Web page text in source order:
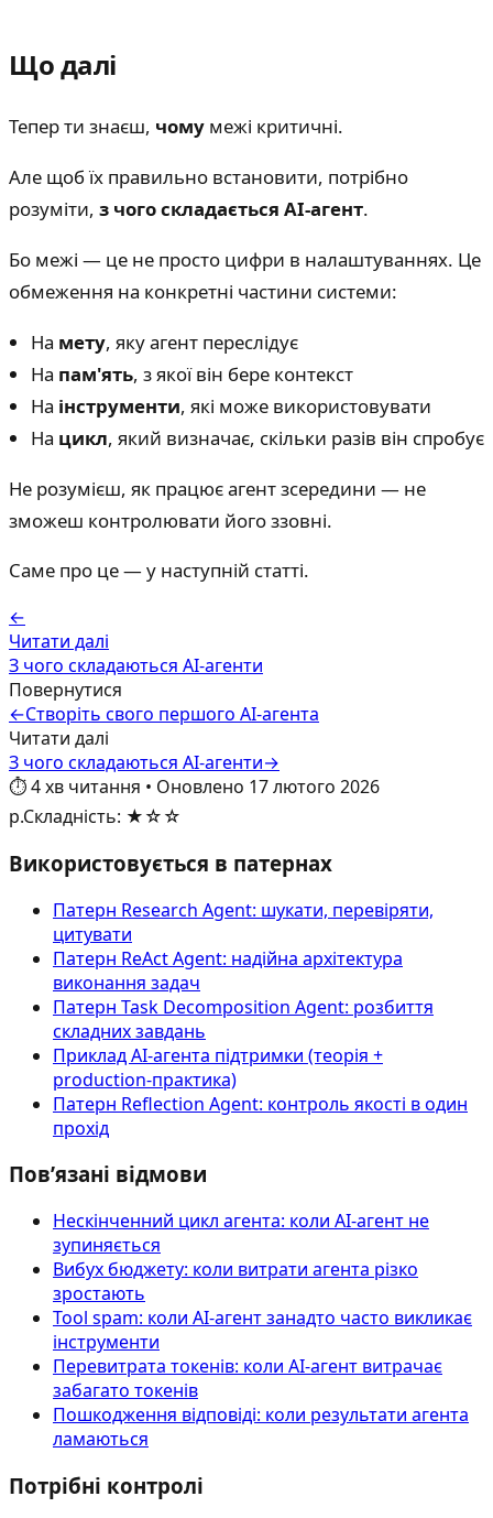
Що далі
Тепер ти знаєш, чому межі критичні.
Але щоб їх правильно встановити, потрібно
розуміти, з чого складається AI-агент.
Бо межі — це не просто цифри в налаштуваннях. Це
обмеження на конкретні частини системи:
На мету, яку агент переслідує
На пам'ять, з якої він бере контекст
На інструменти, які може використовувати
На цикл, який визначає, скільки разів він спробує
Не розумієш, як працює агент зсередини — не
зможеш контролювати його ззовні.
Саме про це — у наступній статті.
←
Читати далі
З чого складаються AI-агенти
Повернутися
←Створіть свого першого AI-агента
Читати далі
З чого складаються AI-агенти→
⏱️4хв читання • Оновлено 17 лютого 2026
р.Складність: ★☆☆
Використовується в патернах
Патерн Research Agent: шукати, перевіряти,
цитувати
Патерн ReAct Agent: надійна архітектура
виконання задач
Патерн Task Decomposition Agent: розбиття
складних завдань
Приклад AI‑агента підтримки (теорія +
production-практика)
Патерн Reflection Agent: контроль якості в один
прохід
Пов’язані відмови
Нескінченний цикл агента: коли AI-агент не
зупиняється
Вибух бюджету: коли витрати агента різко
зростають
Tool spam: коли AI-агент занадто часто викликає
інструменти
Перевитрата токенів: коли AI-агент витрачає
забагато токенів
Пошкодження відповіді: коли результати агента
ламаються
Потрібні контролі